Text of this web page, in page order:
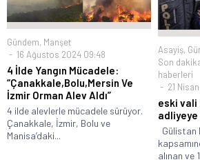
Gündem, Manşet
16 Ağustos 2024 09:48
4 İlde Yangın Mücadele:
“Çanakkale,Bolu,Mersin Ve
İzmir Orman Alev Aldı”
4 ilde alevlerle mücadele sürüyor.
Çanakkale, İzmir, Bolu ve
Manisa’daki...
Asayiş,
Son
haberleri
21
eski vali
Gülistan
alınan ve